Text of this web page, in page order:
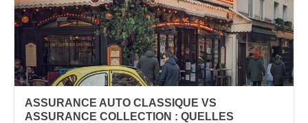
ASSURANCE AUTO CLASSIQUE VS
ASSURANCE COLLECTION : QUELLES